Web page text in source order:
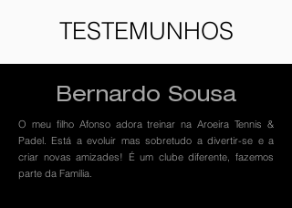
TESTEMUNHOS
Bernardo Sousa
O meu filho Afonso adora treinar na Aroeira Tennis &
Padel. Está a evoluir mas sobretudo a divertir-se e a
criar novas amizades! É um clube diferente, fazemos
parte da Família.